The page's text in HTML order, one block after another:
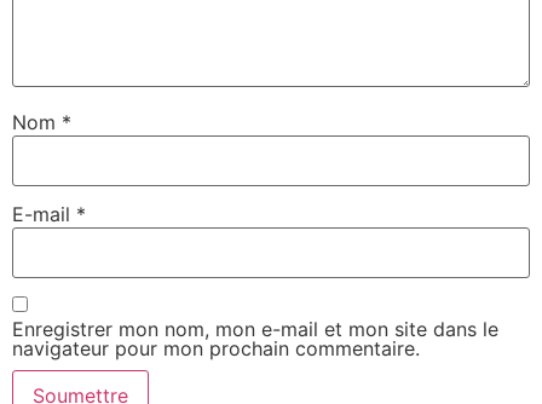
Nom *
E-mail *
Enregistrer mon nom, mon e-mail et mon site dans le
navigateur pour mon prochain commentaire.